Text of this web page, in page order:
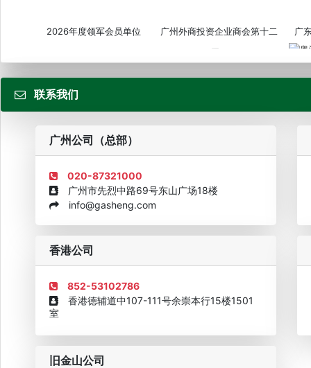
2026年度领军会员单位
广州外商投资企业商会第十二
届...
广
企业诚信AAAAA奖牌2015 欧美澳最具价值品牌移民机构
联系我们
广州公司（总部）
020-87321000
广州市先烈中路69号东山广场18楼
info@gasheng.com
香港公司
852-53102786
香港德辅道中107-111号余崇本行15楼1501
室
旧金山公司